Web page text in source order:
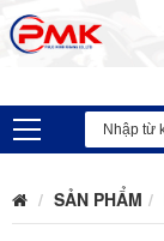
SẢN PHẨM